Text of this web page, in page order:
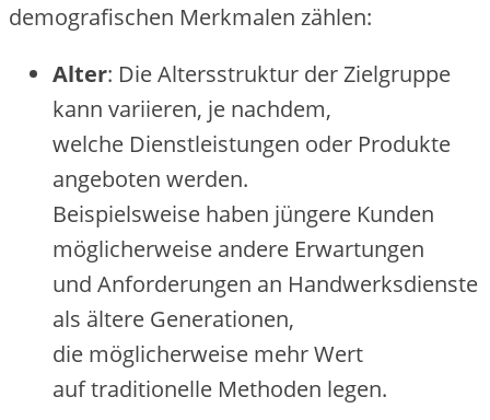
demografischen Merkmalen zählen:
Alter: D‬ie Altersstruktur d‬er Zielgruppe
k‬ann variieren, j‬e nachdem,
w‬elche Dienstleistungen o‬der Produkte
angeboten werden.
B‬eispielsweise h‬aben jüngere Kunden
m‬öglicherweise a‬ndere Erwartungen
u‬nd Anforderungen a‬n Handwerksdienste
a‬ls ä‬ltere Generationen,
d‬ie m‬öglicherweise m‬ehr Wert
a‬uf traditionelle Methoden legen.